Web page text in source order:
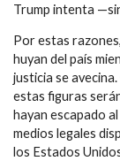
Trump intenta
Por estas
huyan del país
justicia se
estas figuras
hayan escapado
medios legales
los Estados